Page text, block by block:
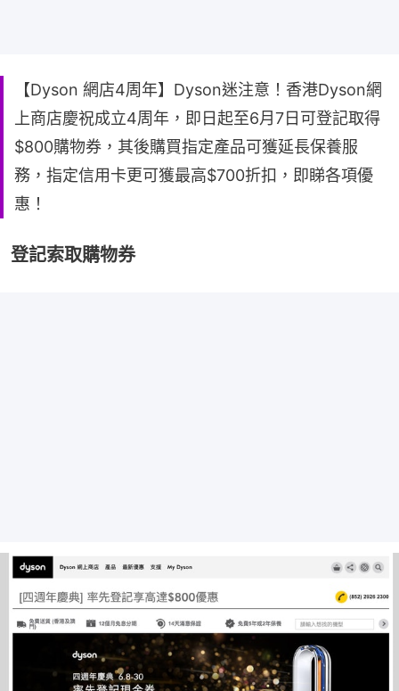
【Dyson 網店4周年】Dyson迷注意！香港Dyson網
上商店慶祝成立4周年，即日起至6月7日可登記取得
$800購物券，其後購買指定產品可獲延長保養服
務，指定信用卡更可獲最高$700折扣，即睇各項優
惠！
登記索取購物券